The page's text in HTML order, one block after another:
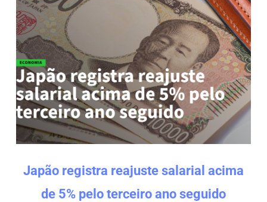
Japão registra reajuste salarial acima
de 5% pelo terceiro ano seguido